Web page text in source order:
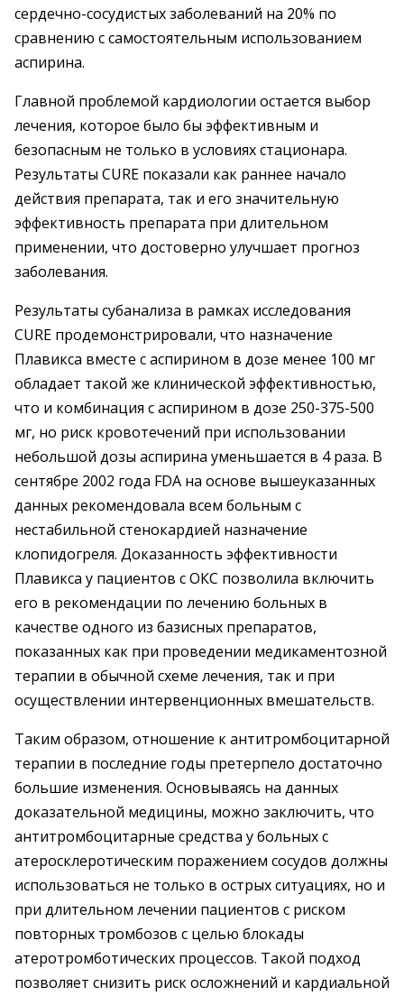
сердечно-сосудистых заболеваний на 20% по
сравнению с самостоятельным использованием
аспирина.
Главной проблемой кардиологии остается выбор
лечения, которое было бы эффективным и
безопасным не только в условиях стационара.
Результаты CURE показали как раннее начало
действия препарата, так и его значительную
эффективность препарата при длительном
применении, что достоверно улучшает прогноз
заболевания.
Результаты субанализа в рамках исследования
CURE продемонстрировали, что назначение
Плавикса вместе с аспирином в дозе менее 100 мг
обладает такой же клинической эффективностью,
что и комбинация с аспирином в дозе 250-375-500
мг, но риск кровотечений при использовании
небольшой дозы аспирина уменьшается в 4 раза. В
сентябре 2002 года FDА на основе вышеуказанных
данных рекомендовала всем больным с
нестабильной стенокардией назначение
клопидогреля. Доказанность эффективности
Плавикса у пациентов с ОКС позволила включить
его в рекомендации по лечению больных в
качестве одного из базисных препаратов,
показанных как при проведении медикаментозной
терапии в обычной схеме лечения, так и при
осуществлении интервенционных вмешательств.
Таким образом, отношение к антитромбоцитарной
терапии в последние годы претерпело достаточно
большие изменения. Основываясь на данных
доказательной медицины, можно заключить, что
антитромбоцитарные средства у больных с
атеросклеротическим поражением сосудов должны
использоваться не только в острых ситуациях, но и
при длительном лечении пациентов с риском
повторных тромбозов с целью блокады
атеротромботических процессов. Такой подход
позволяет снизить риск осложнений и кардиальной